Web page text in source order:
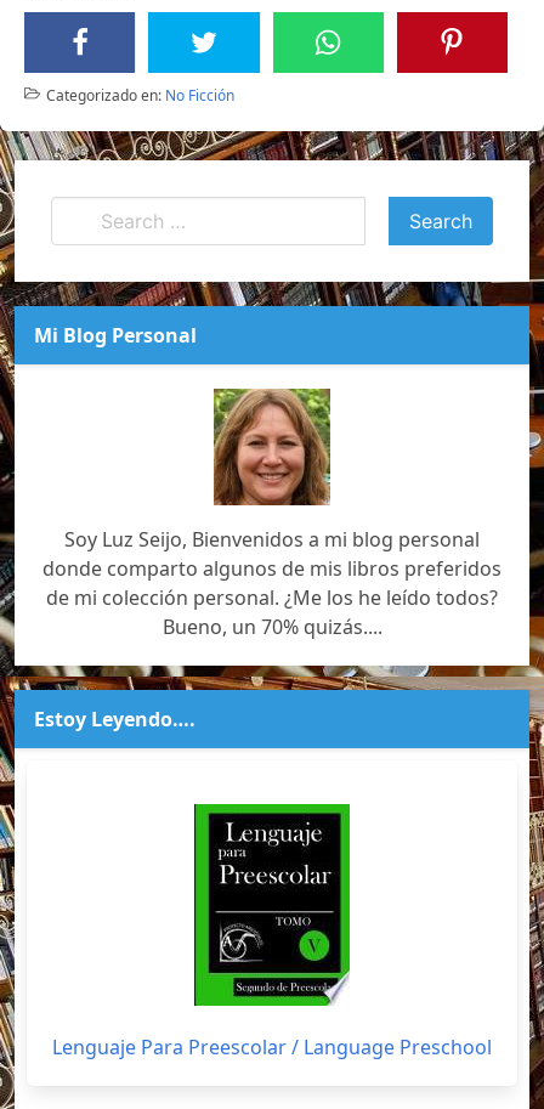
Categorizado en: No Ficción
Mi Blog Personal
Soy Luz Seijo, Bienvenidos a mi blog personal
donde comparto algunos de mis libros preferidos
de mi colección personal. ¿Me los he leído todos?
Bueno, un 70% quizás....
Estoy Leyendo….
Lenguaje Para Preescolar / Language Preschool